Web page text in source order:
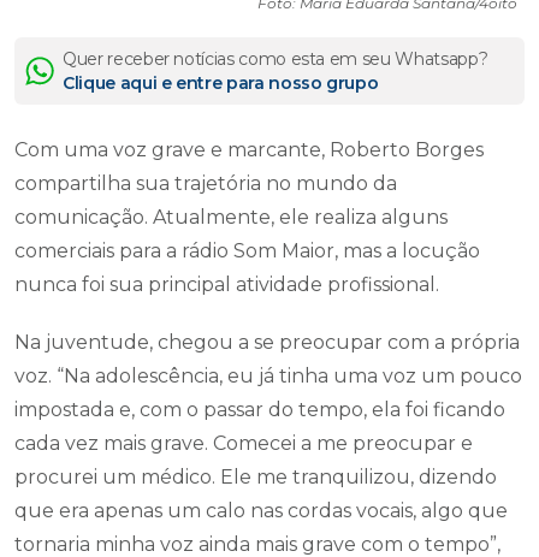
Quer receber notícias como esta em seu Whatsapp?
Clique aqui e entre para nosso grupo
Com uma voz grave e marcante, Roberto Borges
compartilha sua trajetória no mundo da
comunicação. Atualmente, ele realiza alguns
comerciais para a rádio Som Maior, mas a locução
nunca foi sua principal atividade profissional.
Na juventude, chegou a se preocupar com a própria
voz. “Na adolescência, eu já tinha uma voz um pouco
impostada e, com o passar do tempo, ela foi ficando
cada vez mais grave. Comecei a me preocupar e
procurei um médico. Ele me tranquilizou, dizendo
que era apenas um calo nas cordas vocais, algo que
tornaria minha voz ainda mais grave com o tempo”,